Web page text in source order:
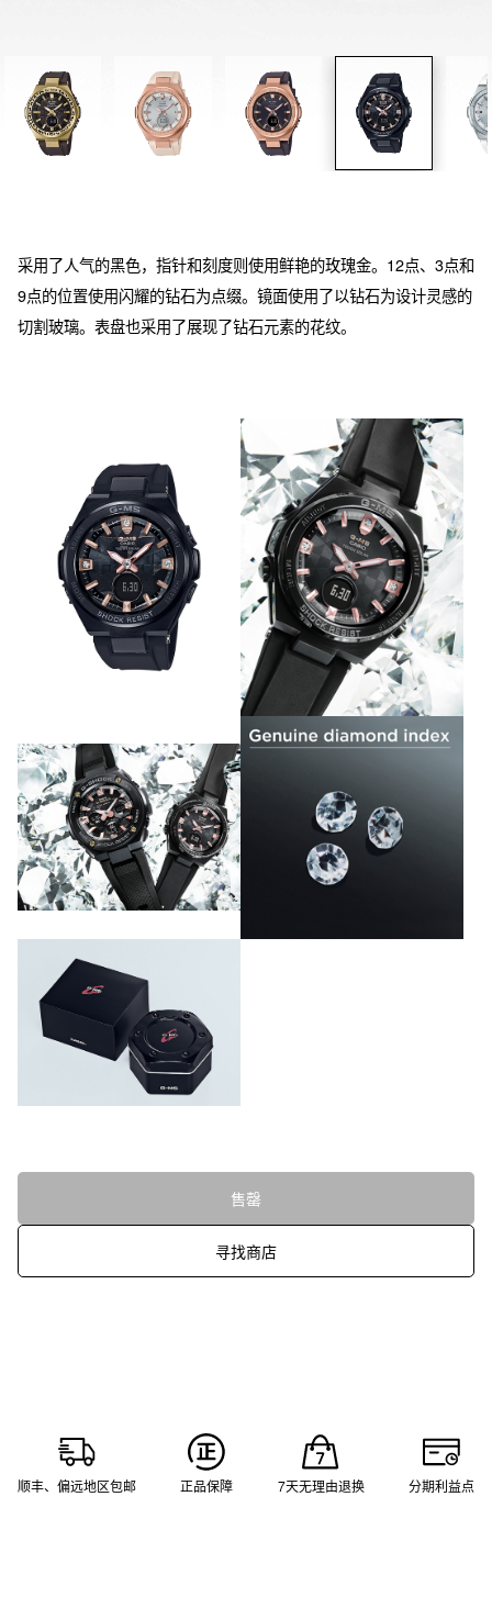
采用了人气的黑色，指针和刻度则使用鲜艳的玫瑰金。12点、3点和
9点的位置使用闪耀的钻石为点缀。镜面使用了以钻石为设计灵感的
切割玻璃。表盘也采用了展现了钻石元素的花纹。
售罄
寻找商店
顺丰、偏远地区包邮 正品保障 7天无理由退换 分期利益点